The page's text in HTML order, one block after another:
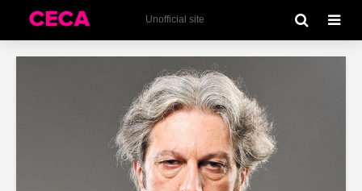
Unofficial site